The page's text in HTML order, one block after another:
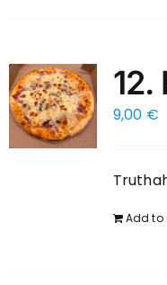
12.
9,00 €
Add to